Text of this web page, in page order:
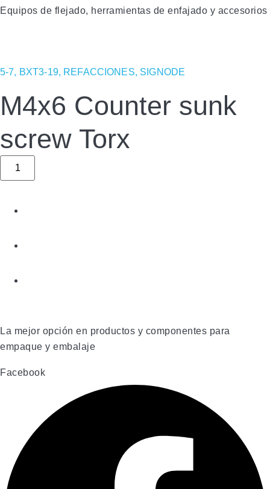
Equipos de flejado, herramientas de enfajado y accesorios
5-7, BXT3-19, REFACCIONES, SIGNODE
M4x6 Counter sunk
screw Torx
M4x6
Counter
sunk
quantity
La mejor opción en productos y componentes para
empaque y embalaje
Facebook